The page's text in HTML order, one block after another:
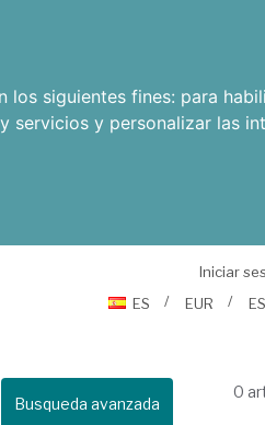
los siguientes fines: para
servicios y personalizar las
Iniciar
ES
EUR
Busqueda avanzada
0